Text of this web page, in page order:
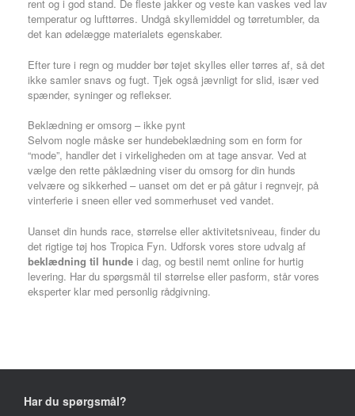
rent og i god stand. De fleste jakker og veste kan vaskes ved lav
temperatur og lufttørres. Undgå skyllemiddel og tørretumbler, da
det kan ødelægge materialets egenskaber.
Efter ture i regn og mudder bør tøjet skylles eller tørres af, så det
ikke samler snavs og fugt. Tjek også jævnligt for slid, især ved
spænder, syninger og reflekser.
Beklædning er omsorg – ikke pynt
Selvom nogle måske ser hundebeklædning som en form for
“mode”, handler det i virkeligheden om at tage ansvar. Ved at
vælge den rette påklædning viser du omsorg for din hunds
velvære og sikkerhed – uanset om det er på gåtur i regnvejr, på
vinterferie i sneen eller ved sommerhuset ved vandet.
Uanset din hunds race, størrelse eller aktivitetsniveau, finder du
det rigtige tøj hos Tropica Fyn. Udforsk vores store udvalg af
beklædning til hunde i dag, og bestil nemt online for hurtig
levering. Har du spørgsmål til størrelse eller pasform, står vores
eksperter klar med personlig rådgivning.
Har du spørgsmål?